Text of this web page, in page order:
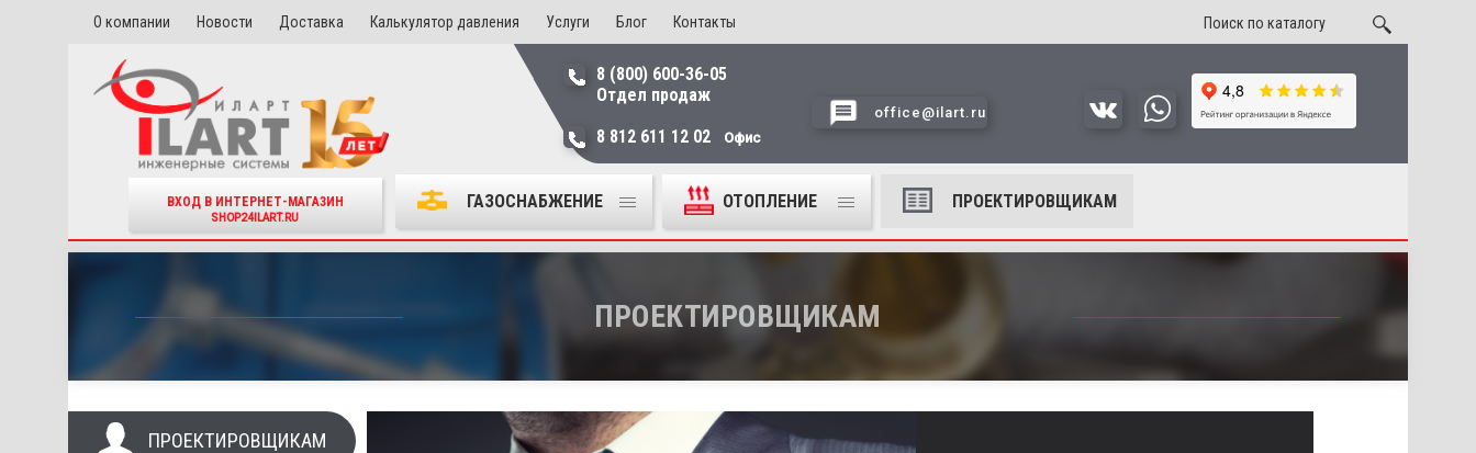
О компании Новости Доставка Калькулятор давления Услуги Блог Контакты
ВХОД В ИНТЕРНЕТ-МАГАЗИН
SHOP24ILART.RU
8 (800) 600-36-05
Отдел продаж
8 812 611 12 02
Офис
office@ilart.ru
ГАЗОСНАБЖЕНИЕ ОТОПЛЕНИЕ ПРОЕКТИРОВЩИКАМ
ПРОЕКТИРОВЩИКАМ
ПРОЕКТИРОВЩИКАМ